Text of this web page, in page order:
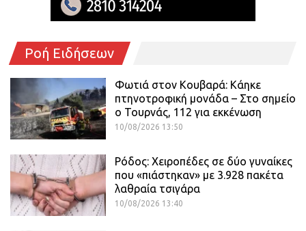
Ροή Ειδήσεων
Φωτιά στον Κουβαρά: Κάηκε
πτηνοτροφική μονάδα – Στο σημείο
ο Τουρνάς, 112 για εκκένωση
10/08/2026 13:50
Ρόδος: Χειροπέδες σε δύο γυναίκες
που «πιάστηκαν» με 3.928 πακέτα
λαθραία τσιγάρα
10/08/2026 13:40